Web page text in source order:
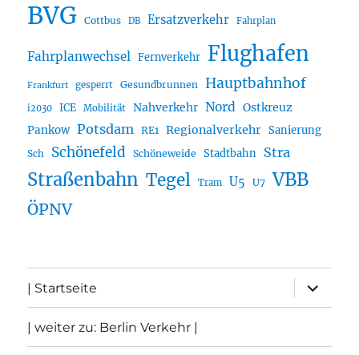
BVG Cottbus DB Ersatzverkehr Fahrplan
Fahrplanwechsel Fernverkehr Flughafen
Frankfurt gesperrt Gesundbrunnen Hauptbahnhof
i2030 ICE Mobilität Nahverkehr Nord Ostkreuz
Pankow Potsdam RE1 Regionalverkehr Sanierung
Sch Schönefeld Schöneweide Stadtbahn Stra
Straßenbahn Tegel Tram U5 U7 VBB
ÖPNV
| Startseite
öffnen
| weiter zu: Berlin Verkehr |